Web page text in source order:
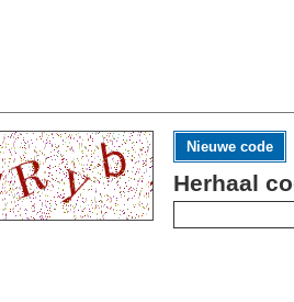
Nieuwe code
Herhaal